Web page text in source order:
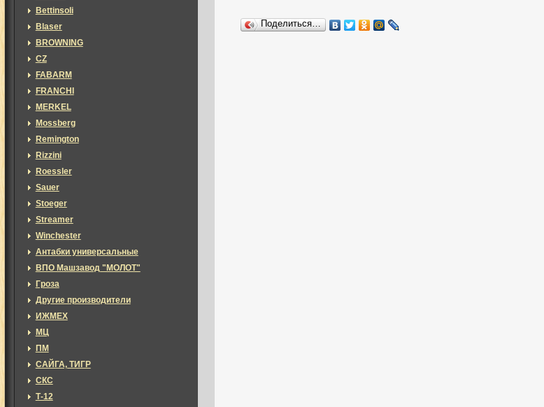
Поделиться…
Bettinsoli
Blaser
BROWNING
CZ
FABARM
FRANCHI
MERKEL
Mossberg
Remington
Rizzini
Roessler
Sauer
Stoeger
Streamer
Winchester
Антабки универсальные
ВПО Машзавод "МОЛОТ"
Гроза
Другие производители
ИЖМЕХ
МЦ
ПМ
САЙГА, ТИГР
СКС
Т-12